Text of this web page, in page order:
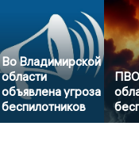
Во Владимирской
области
объявлена угроза
беспилотников
ПВО